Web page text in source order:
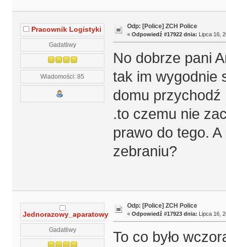
Pracownik Logistyki
Gadatliwy
Wiadomości: 85
Odp: [Police] ZCH Police
« Odpowiedź #17922 dnia: Lipca 16,
No dobrze pani
tak im wygodnie
domu przychodź
.to czemu nie
prawo do tego.
zebraniu?
Jednorazowy_aparatowy
Gadatliwy
Odp: [Police] ZCH Police
« Odpowiedź #17923 dnia: Lipca 16,
To co było